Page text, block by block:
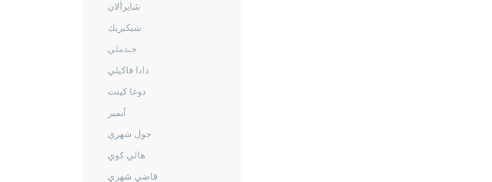
شايرألان
شيكيريك
جيدملي
دادا فاكيلي
دوغا كينت
آيمير
جول شهري
هالي كوي
قاضي شهري